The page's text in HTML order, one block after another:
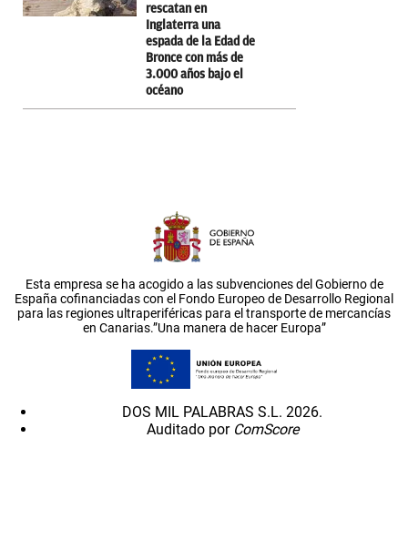
rescatan en
Inglaterra una
espada de la Edad de
Bronce con más de
3.000 años bajo el
océano
Esta empresa se ha acogido a las subvenciones del Gobierno de
España cofinanciadas con el Fondo Europeo de Desarrollo Regional
para las regiones ultraperiféricas para el transporte de mercancías
en Canarias.”Una manera de hacer Europa”
DOS MIL PALABRAS S.L. 2026.
Auditado por ComScore